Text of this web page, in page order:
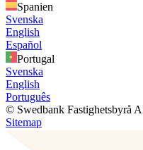
Spanien
Svenska
English
Español
Portugal
Svenska
English
Português
© Swedbank Fastighetsbyrå
Sitemap